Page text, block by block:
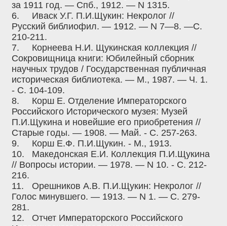
за 1911 год. — Спб., 1912. — N 1315.
6.
Иваск У.Г. П.И.Щукин: Некролог //
Русский библиофил. — 1912. — N 7—8. —С.
210-211.
7.
Корнеева Н.И. Щукинская коллекция //
Сокровищница книги: Юбилейный сборник
научных трудов / Государственная публичная
историческая библиотека. — М., 1987. — Ч. 1.
- С. 104-109.
8.
Корш Е. Отделение Императорского
Российского Исторического музея: Музей
П.И.Щукина и новейшие его приобретения //
Старые годы. — 1908. — Май. - С. 257-263.
9.
Корш Е.Ф. П.И.Щукин. - М., 1913.
10.
Македонская Е.И. Коллекция П.И.Щукина
// Вопросы истории. — 1978. — N 10. - С. 212-
216.
11.
Орешников А.В. П.И.Щукин: Некролог //
Голос минувшего. — 1913. — N 1. — С. 279-
281.
12.
Отчет Императорского Российского